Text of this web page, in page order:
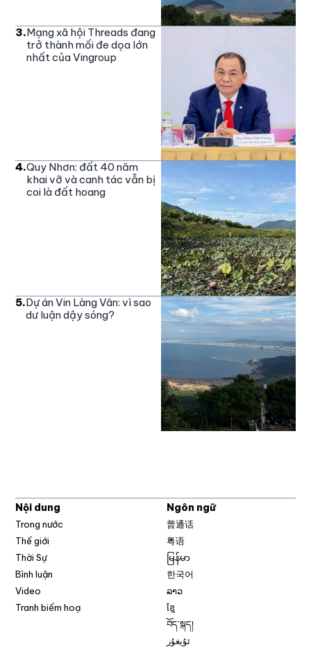
3.Mạng xã hội Threads đang
trở thành mối đe dọa lớn
nhất của Vingroup
4.Quy Nhơn: đất 40 năm
khai vỡ và canh tác vẫn bị
coi là đất hoang
5.Dự án Vin Làng Vân: vì sao
dư luận dậy sóng?
Nội dung
Trong nước
Thế giới
Thời Sự
Bình luận
Video
Tranh biếm hoạ
Ngôn ngữ
普通话
粤语
မြန်မာ
한국어
ລາວ
ខ្មែ
བོད་སྐད།
ئۇيغۇر